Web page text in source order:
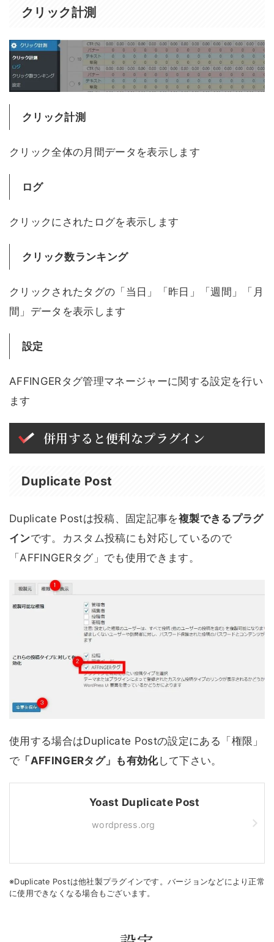
クリック計測
クリック計測
クリック全体の月間データを表示します
ログ
クリックにされたログを表示します
クリック数ランキング
クリックされたタグの「当日」「昨日」「週間」「月
間」データを表示します
設定
AFFINGERタグ管理マネージャーに関する設定を行い
ます
併用すると便利なプラグイン
Duplicate Post
Duplicate Postは投稿、固定記事を複製できるプラグ
インです。カスタム投稿にも対応しているので
「AFFINGERタグ」でも使用できます。
使用する場合はDuplicate Postの設定にある「権限」
で 「AFFINGERタグ」も有効化して下さい。
Yoast Duplicate Post
wordpress.org
※Duplicate Postは他社製プラグインです。バージョンなどにより正常
に使用できなくなる場合もございます。